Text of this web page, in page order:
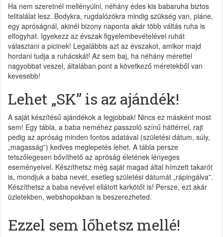
Ha nem szeretnél mellényúlni, néhány édes kis babaruha biztos
telitalálat lesz. Bodykra, rugdalózókra mindig szükség van, pláne,
egy apróságnál, akinél bizony naponta akár több váltás ruha is
elfogyhat. Igyekezz az évszak figyelembevételével ruhát
választani a picinek! Legalábbis azt az évszakot, amikor majd
hordani tudja a ruhácskát! Az sem baj, ha néhány mérettel
nagyobbat veszel, általában pont a következő méretekből van
kevesebb!
Lehet „SK” is az ajándék!
A saját készítésű ajándékok a legjobbak! Nincs ez másként most
sem! Egy tábla, a baba neméhez passzoló színű háttérrel, rajt
pedig az apróság minden fontos adatával (születési dátum, súly,
„magasság”) kedves meglepetés lehet. A tábla persze
tetszőlegesen bővíthető az apróság életének lényeges
eseményeivel. Készíthetsz még saját magad által hímzett takarót
is, mondjuk a baba nevét, esetleg születési dátumát „rápingálva”.
Készíthetsz a baba nevével ellátott karkötőt is! Persze, ezt akár
üzletekben, webshopokban is beszerezheted.
Ezzel sem lőhetsz mellé!